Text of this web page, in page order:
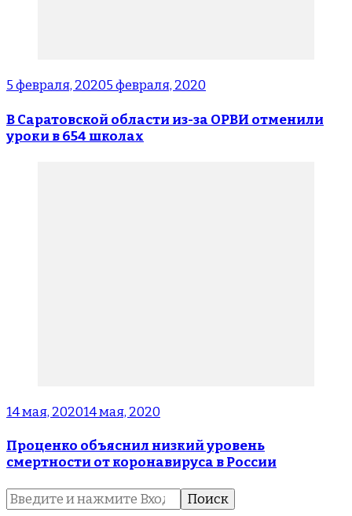
5 февраля, 20205 февраля, 2020
В Саратовской области из-за ОРВИ отменили
уроки в 654 школах
14 мая, 202014 мая, 2020
Проценко объяснил низкий уровень
смертности от коронавируса в России
Найти: